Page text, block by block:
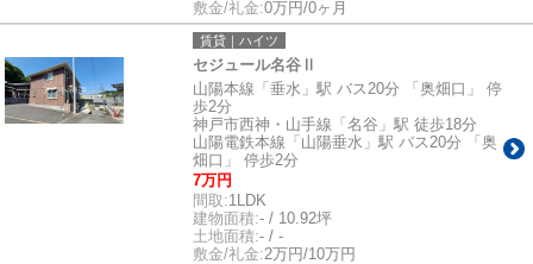
敷金/礼金:0万円/0ヶ月
賃貸｜ハイツ
セジュール名谷Ⅱ
山陽本線「垂水」駅 バス20分 「奥畑口」 停
歩2分
神戸市西神・山手線「名谷」駅 徒歩18分
山陽電鉄本線「山陽垂水」駅 バス20分 「奥
畑口」 停歩2分
7万円
間取:1LDK
建物面積:- / 10.92坪
土地面積:- / -
敷金/礼金:2万円/10万円